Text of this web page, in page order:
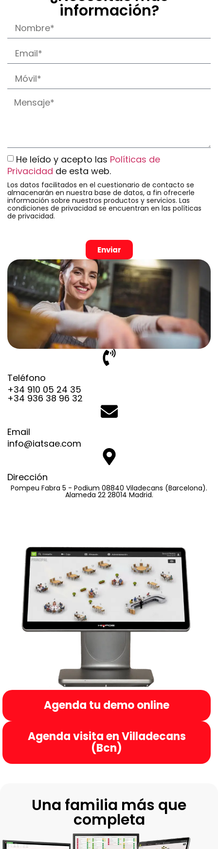
información?
Teléfono
+34 910 05 24 35
+34 936 38 96 32
Email
info@iatsae.com
Dirección
Pompeu Fabra 5 - Podium 08840 Viladecans (Barcelona).
Alameda 22 28014 Madrid.
He leído y acepto las Políticas de
Privacidad de esta web.
Los datos facilitados en el cuestionario de contacto se
almacenarán en nuestra base de datos, a fin ofrecerle
información sobre nuestros productos y servicios. Las
condiciones de privacidad se encuentran en las políticas
de privacidad.
Enviar
Agenda tu demo online
Agenda visita en Villadecans
(Bcn)
Una familia más que
completa